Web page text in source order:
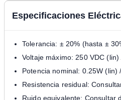
Especificaciones
Tolerancia: ± 20% (hasta ±
Voltaje máximo: 250 VDC
Potencia nominal: 0.25W (lin)
Resistencia residual:
Ruido equivalente: Consultar